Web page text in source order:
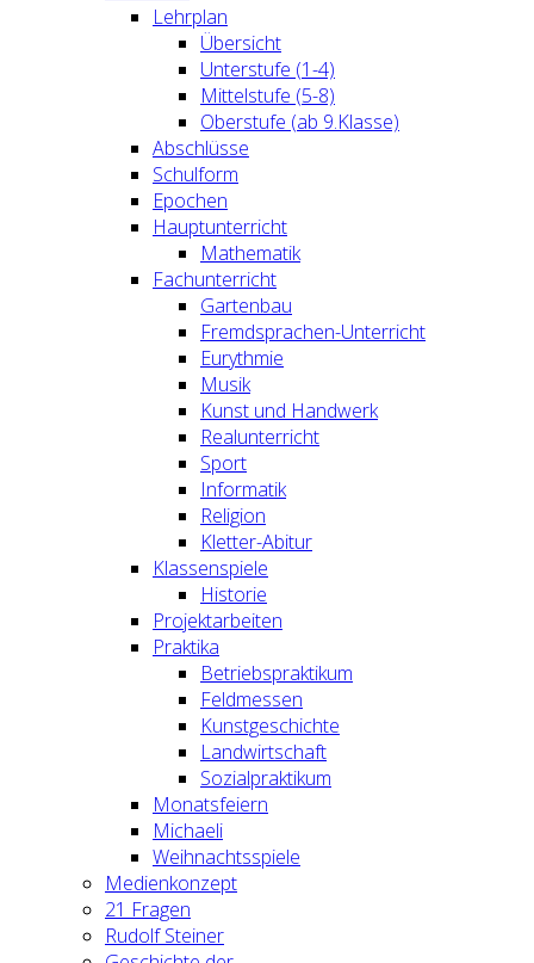
Lehrplan
Übersicht
Unterstufe (1-4)
Mittelstufe (5-8)
Oberstufe (ab 9.Klasse)
Abschlüsse
Schulform
Epochen
Hauptunterricht
Mathematik
Fachunterricht
Gartenbau
Fremdsprachen-Unterricht
Eurythmie
Musik
Kunst und Handwerk
Realunterricht
Sport
Informatik
Religion
Kletter-Abitur
Klassenspiele
Historie
Projektarbeiten
Praktika
Betriebspraktikum
Feldmessen
Kunstgeschichte
Landwirtschaft
Sozialpraktikum
Monatsfeiern
Michaeli
Weihnachtsspiele
Medienkonzept
21 Fragen
Rudolf Steiner